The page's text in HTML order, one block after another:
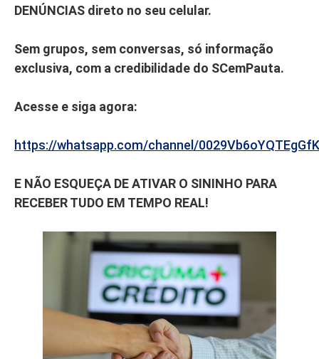
DENÚNCIAS direto no seu celular.
Sem grupos, sem conversas, só informação
exclusiva, com a credibilidade do SCemPauta.
Acesse e siga agora:
https://whatsapp.com/channel/
E NÃO ESQUEÇA DE ATIVAR O SININHO PARA
RECEBER TUDO EM TEMPO REAL!